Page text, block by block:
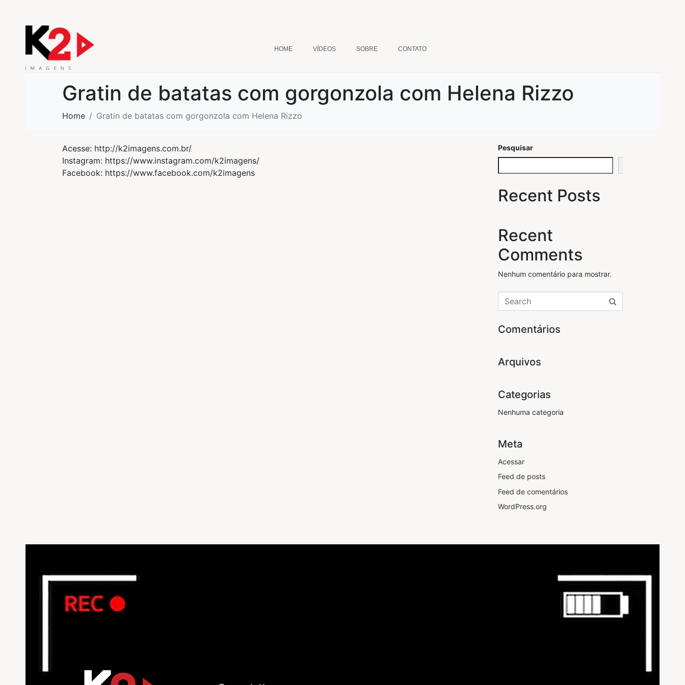
HOME VÍDEOS SOBRE CONTATO
Gratin de batatas com gorgonzola com Helena Rizzo
Home Gratin de batatas com gorgonzola com Helena Rizzo
Acesse: http://k2imagens.com.br/
Instagram: https://www.instagram.com/k2imagens/
Facebook: https://www.facebook.com/k2imagens
Pesquisar
Recent Posts
Recent
Comments
Nenhum comentário para mostrar.
Comentários
Arquivos
Categorias
Nenhuma categoria
Meta
Acessar
Feed de posts
Feed de comentários
WordPress.org